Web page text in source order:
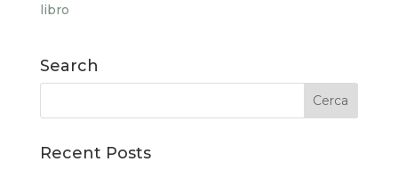
libro
Search
Recent Posts